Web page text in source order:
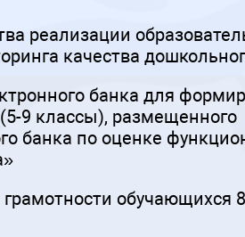
реализации
качества
банка для
9 классы),
банка по оценке
обучающихся